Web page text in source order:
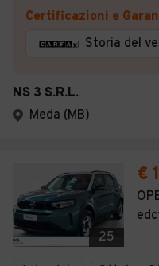
Certificazioni e
Storia del
NS 3 S.R.L.
Meda (MB)
25
€